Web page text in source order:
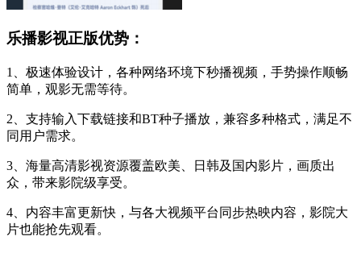
乐播影视正版优势：
1、极速体验设计，各种网络环境下秒播视频，手势操作顺畅
简单，观影无需等待。
2、支持输入下载链接和BT种子播放，兼容多种格式，满足不
同用户需求。
3、海量高清影视资源覆盖欧美、日韩及国内影片，画质出
众，带来影院级享受。
4、内容丰富更新快，与各大视频平台同步热映内容，影院大
片也能抢先观看。